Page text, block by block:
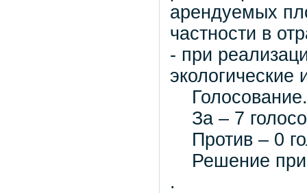
арендуемых
частности в
- при
Голосование.
За – 7
Против – 0
Решение
.